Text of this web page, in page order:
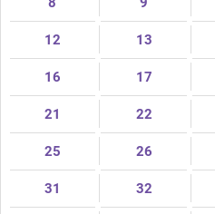
12 13
16 17
21 22
25 26
31 32